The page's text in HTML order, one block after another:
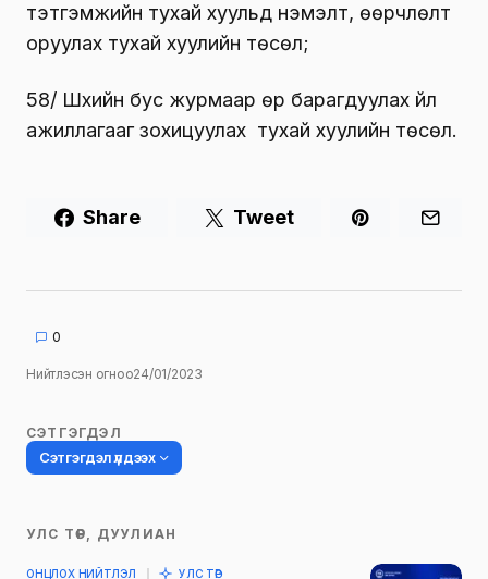
тэтгэмжийн тухай хуульд нэмэлт, өөрчлөлт
оруулах тухай хуулийн төсөл;
58/ Шүүхийн бус журмаар өр барагдуулах үйл
ажиллагааг зохицуулах тухай хуулийн төсөл.
Share Tweet
0
Нийтлэсэн огноо24/01/2023
СЭТГЭГДЭЛ
Сэтгэгдэл үлдээх
Таны имэйл хаягийг нийтлэхгүй.
УЛС ТӨР, ДУУЛИАН
ОНЦЛОХ НИЙТЛЭЛ УЛС ТӨР